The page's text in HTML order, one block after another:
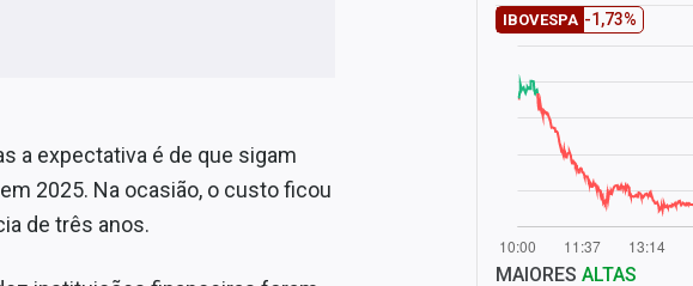
a expectativa é de que sigam
2025. Na ocasião, o custo ficou
de três anos.
IBOVESPA -1,73%
MAIORES ALTAS